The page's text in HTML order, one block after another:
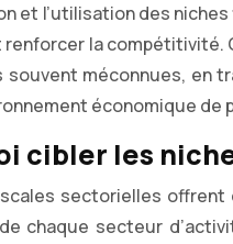
et l’utilisation des
la compétitivité.
souvent méconnues, en
économique
cibler les
sectorielles
chaque secteur